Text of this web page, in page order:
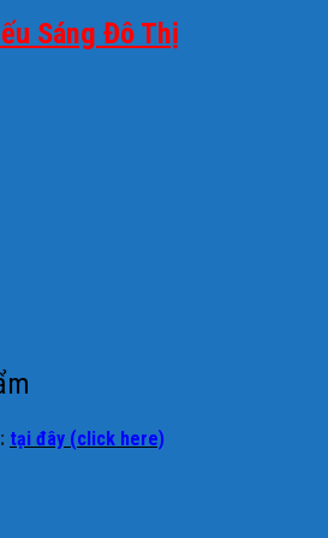
Sáng Đô Thị
tại đây (click here)